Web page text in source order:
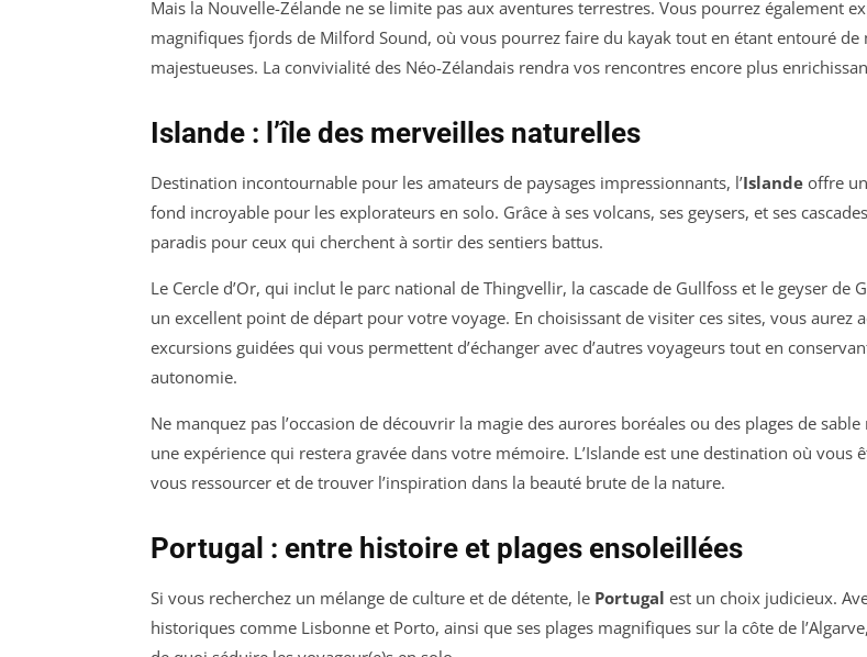
Mais la Nouvelle-Zélande ne se limite pas aux aventures terrestres. Vous pourrez également
magnifiques fjords de Milford Sound, où vous pourrez faire du kayak tout en étant entouré de
majestueuses. La convivialité des Néo-Zélandais rendra vos rencontres encore plus
Islande : l’île des merveilles naturelles
Destination incontournable pour les amateurs de paysages impressionnants, l’Islande offre
fond incroyable pour les explorateurs en solo. Grâce à ses volcans, ses geysers, et ses
paradis pour ceux qui cherchent à sortir des sentiers battus.
Le Cercle d’Or, qui inclut le parc national de Thingvellir, la cascade de Gullfoss et le geyser de
un excellent point de départ pour votre voyage. En choisissant de visiter ces sites, vous aurez
excursions guidées qui vous permettent d’échanger avec d’autres voyageurs tout en
autonomie.
Ne manquez pas l’occasion de découvrir la magie des aurores boréales ou des plages de sable
une expérience qui restera gravée dans votre mémoire. L’Islande est une destination où vous
vous ressourcer et de trouver l’inspiration dans la beauté brute de la nature.
Portugal : entre histoire et plages ensoleillées
Si vous recherchez un mélange de culture et de détente, le Portugal est un choix judicieux.
historiques comme Lisbonne et Porto, ainsi que ses plages magnifiques sur la côte de